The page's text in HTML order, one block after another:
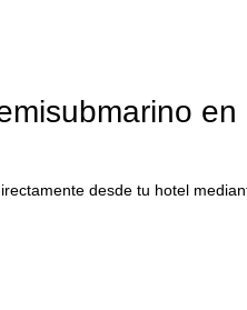
en
desde tu hotel